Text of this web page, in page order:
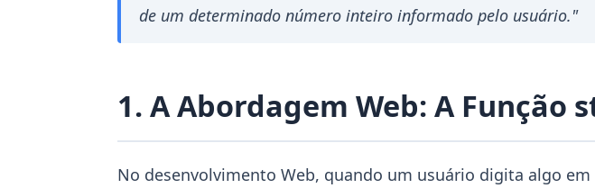
de um determinado número inteiro informado pelo usuário."
1. A Abordagem Web: A Função
No desenvolvimento Web, quando um usuário digita algo